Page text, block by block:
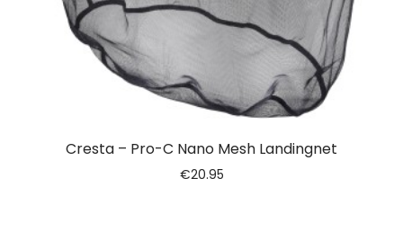
Cresta – Pro-C Nano Mesh Landingnet
€20.95